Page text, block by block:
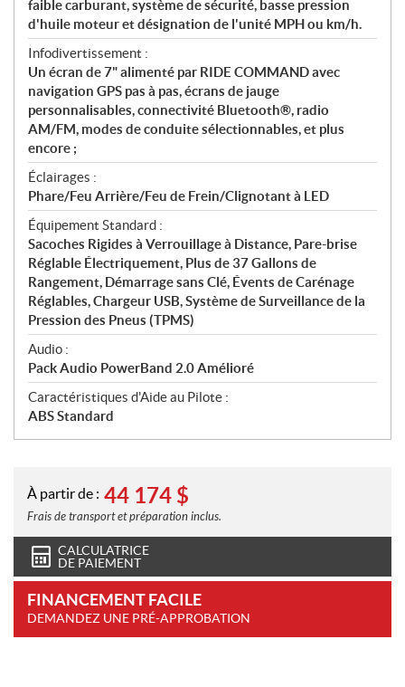
faible carburant, système de sécurité, basse pression
d'huile moteur et désignation de l'unité MPH ou km/h.
Infodivertissement :
Un écran de 7" alimenté par RIDE COMMAND avec
navigation GPS pas à pas, écrans de jauge
personnalisables, connectivité Bluetooth®, radio
AM/FM, modes de conduite sélectionnables, et plus
encore ;
Éclairages :
Phare/Feu Arrière/Feu de Frein/Clignotant à LED
Équipement Standard :
Sacoches Rigides à Verrouillage à Distance, Pare-brise
Réglable Électriquement, Plus de 37 Gallons de
Rangement, Démarrage sans Clé, Évents de Carénage
Réglables, Chargeur USB, Système de Surveillance de la
Pression des Pneus (TPMS)
Audio :
Pack Audio PowerBand 2.0 Amélioré
Caractéristiques d'Aide au Pilote :
ABS Standard
À partir de : 44 174 $
Frais de transport et préparation inclus.
CALCULATRICE
DE PAIEMENT
FINANCEMENT FACILE
DEMANDEZ UNE PRÉ-APPROBATION